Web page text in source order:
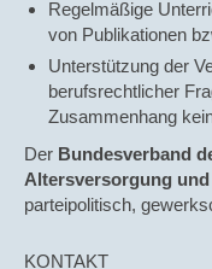
Regelmäßige
von Publikationen
Unterstützung der
berufsrechtlicher
Zusammenhang
Der Bundesverband
Altersversorgung
parteipolitisch,
KONTAKT